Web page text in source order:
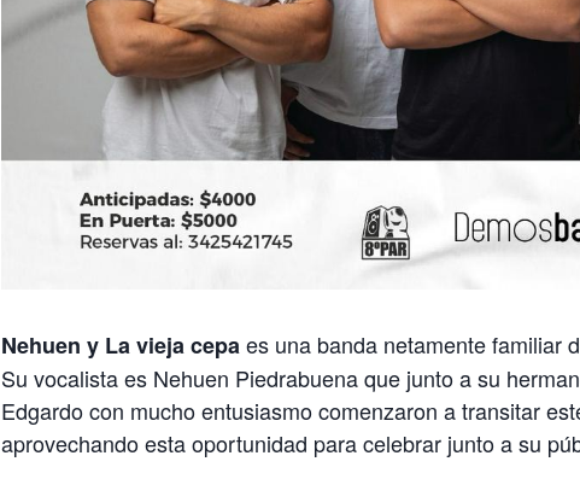
Nehuen y La vieja cepaes una banda netamente familiar
Su vocalista es Nehuen Piedrabuena que junto a su
Edgardo con mucho entusiasmo comenzaron a transitar
aprovechando esta oportunidad para celebrar junto a su